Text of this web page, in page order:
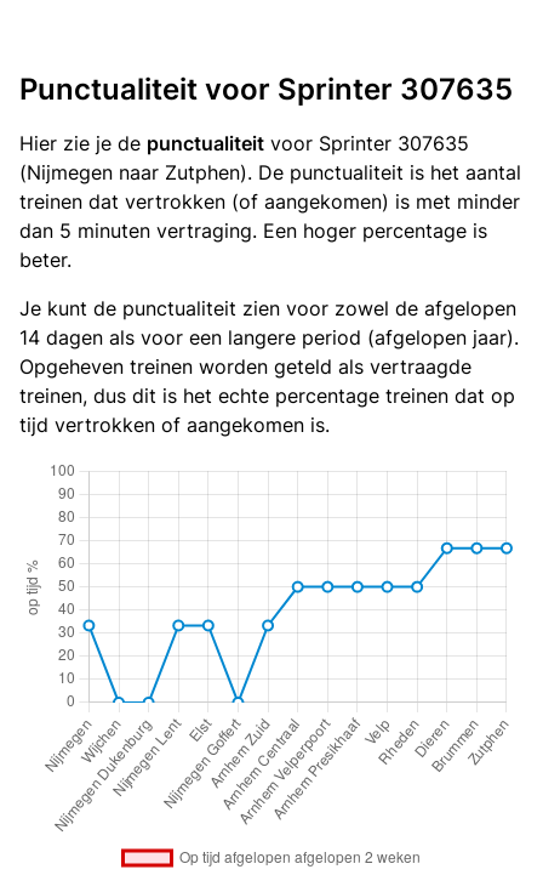
Punctualiteit voor Sprinter 307635
Hier zie je de punctualiteit voor Sprinter 307635
(Nijmegen naar Zutphen). De punctualiteit is het aantal
treinen dat vertrokken (of aangekomen) is met minder
dan 5 minuten vertraging. Een hoger percentage is
beter.
Je kunt de punctualiteit zien voor zowel de afgelopen
14 dagen als voor een langere period (afgelopen jaar).
Opgeheven treinen worden geteld als vertraagde
treinen, dus dit is het echte percentage treinen dat op
tijd vertrokken of aangekomen is.